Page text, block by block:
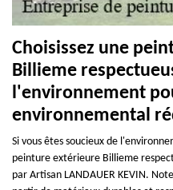
Choisissez une
Billieme
l'environnement
environnemental
Si vous êtes soucieux de
peinture extérieure Billieme
par Artisan LANDAUER KEVIN.